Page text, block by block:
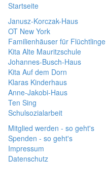
Startseite
Janusz-Korczak-Haus
OT New York
Familienhäuser für Flüchtlinge
Kita Alte Mauritzschule
Johannes-Busch-Haus
Kita Auf dem Dorn
Klaras Kinderhaus
Anne-Jakobi-Haus
Ten Sing
Schulsozialarbeit
Mitglied werden - so geht's
Spenden - so geht's
Impressum
Datenschutz